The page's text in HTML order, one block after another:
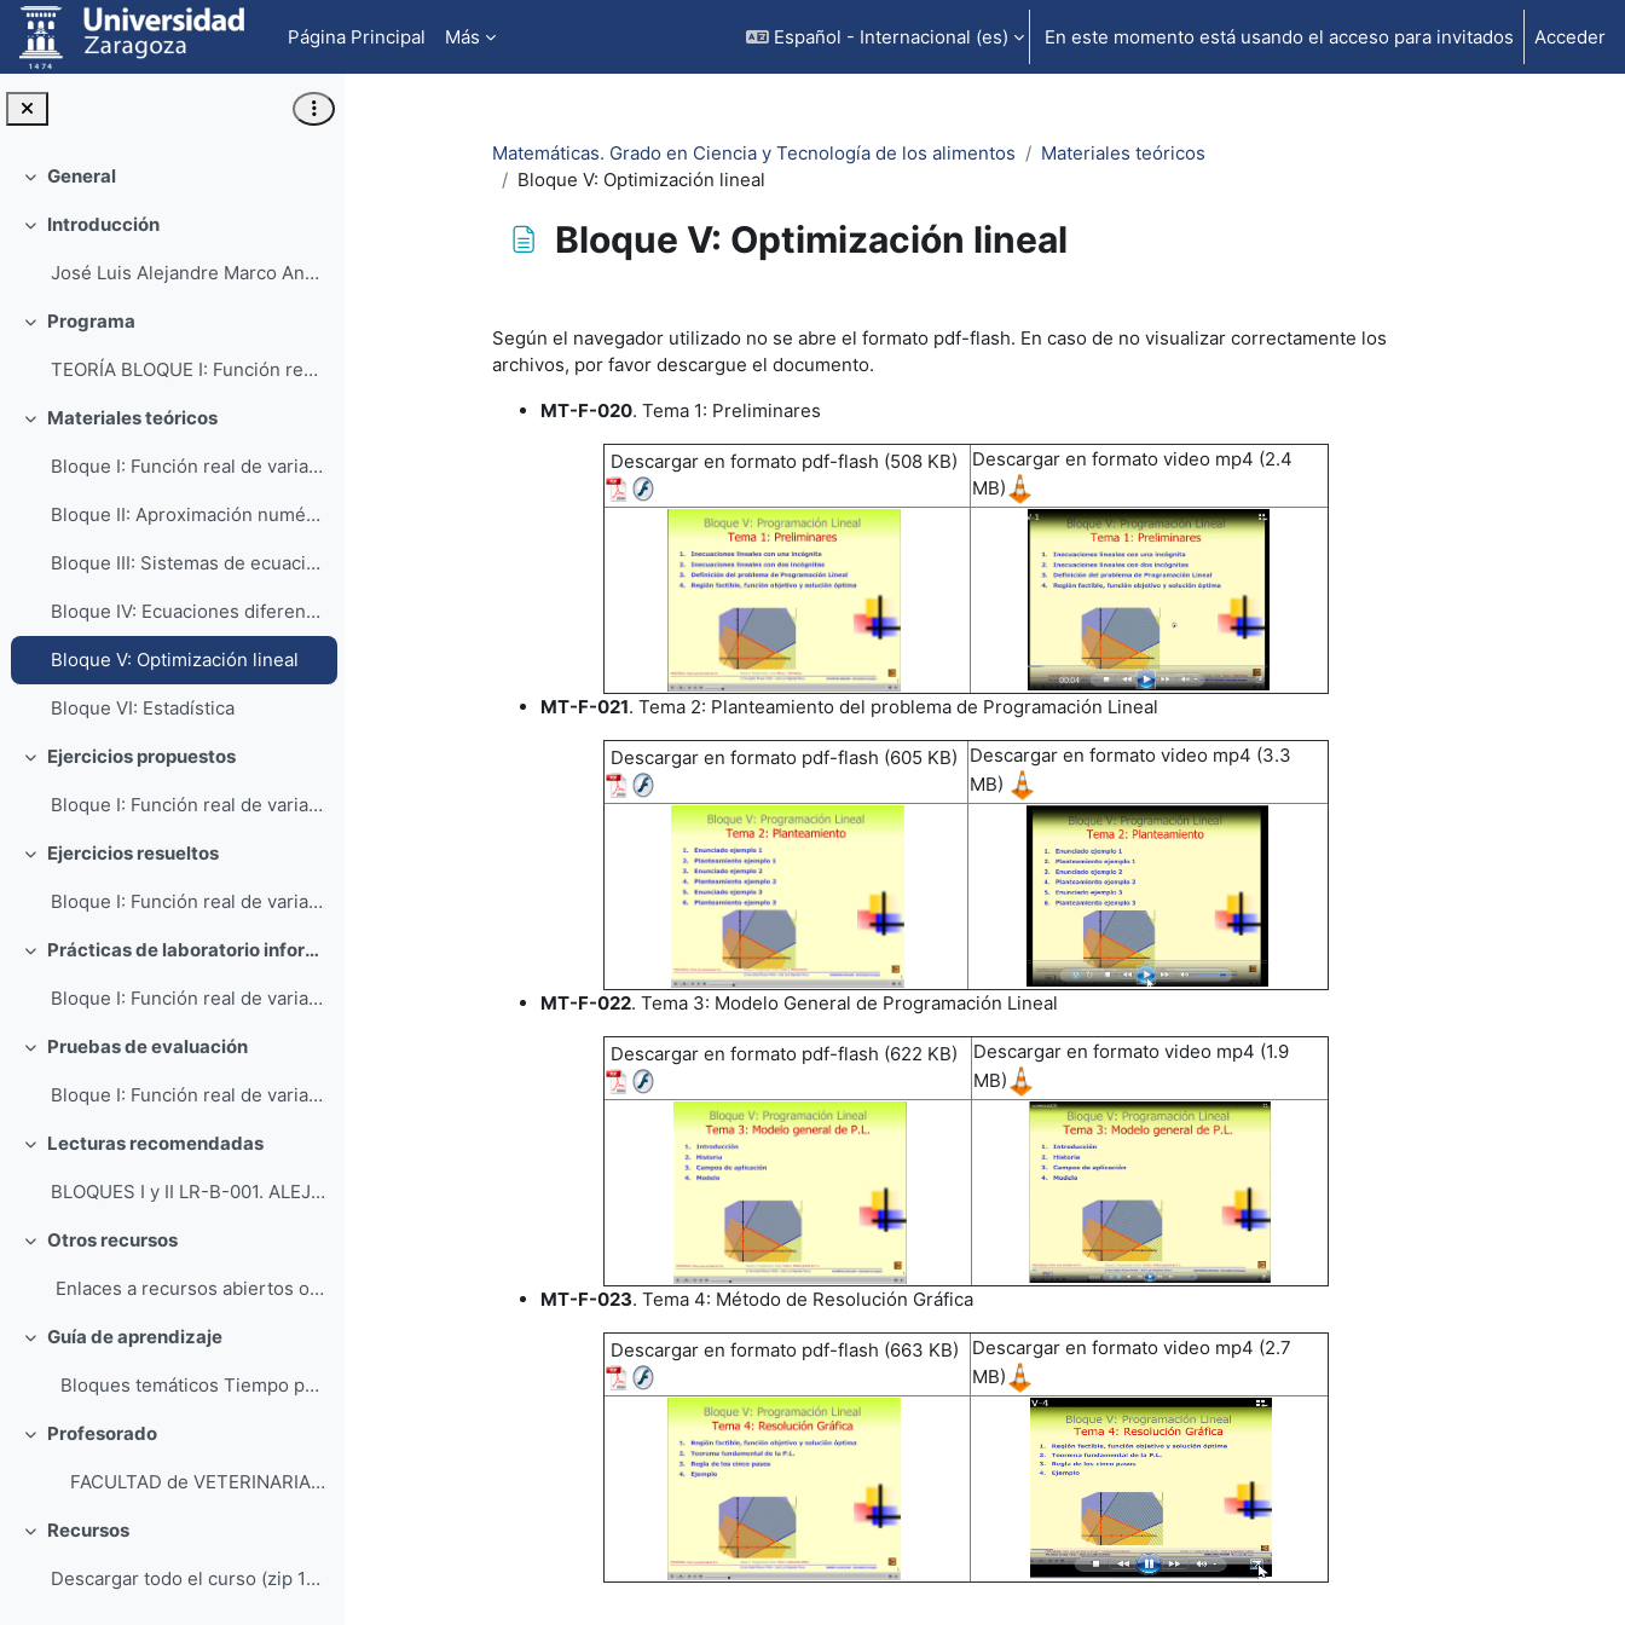
Salta al contenido principal
Página Principal
Más Español - Internacional ‎(es)‎ En este momento está usando el acceso para invitados Acceder
Colapsar
General
Colapsar
Introducción
José Luis Alejandre Marco Ana Isa...
Colapsar
Programa
TEORÍA BLOQUE I: Función real de variable r...
Colapsar
Materiales teóricos
Bloque I: Función real de variable real
Bloque II: Aproximación numérica
Bloque III: Sistemas de ecuaciones lineales
Bloque IV: Ecuaciones diferenciales de primer orden
Bloque V: Optimización lineal
Bloque VI: Estadística
Colapsar
Ejercicios propuestos
Bloque I: Función real de variable real EP-F-...
Colapsar
Ejercicios resueltos
Bloque I: Función real de variable real ER-F-00...
Colapsar Prácticas de laboratorio informático
Bloque I: Función real de variable real PR-F-00...
Colapsar
Pruebas de evaluación
Bloque I: Función real de variable real PE-EPR-...
Colapsar
Lecturas recomendadas
BLOQUES I y II LR-B-001. ALEJANDRE, J.L., ALL...
Colapsar
Otros recursos
Enlaces a recursos abiertos o gratuitos accesible...
Colapsar
Guía de aprendizaje
Bloques temáticos Tiempo previsto de apr...
Colapsar
Profesorado
FACULTAD de VETERINARIA Dep...
Colapsar
Recursos
Descargar todo el curso (zip 172MB)
Matemáticas. Grado en Ciencia y Tecnología de los alimentos
Materiales teóricos
Bloque V: Optimización lineal
Bloque V: Optimización lineal
Según el navegador utilizado no se abre el formato pdf-flash. En caso de no visualizar correctamente los
archivos, por favor descargue el documento.
MT-F-020. Tema 1: Preliminares
Descargar en formato pdf-flash (508 KB)
Descargar en formato video mp4 (2.4
MB)
MT-F-021. Tema 2: Planteamiento del problema de Programación Lineal
Descargar en formato pdf-flash (605 KB)
Descargar en formato video mp4 (3.3
MB)
MT-F-022. Tema 3: Modelo General de Programación Lineal
Descargar en formato pdf-flash (622 KB)
Descargar en formato video mp4 (1.9
MB)
MT-F-023. Tema 4: Método de Resolución Gráfica
Descargar en formato pdf-flash (663 KB)
Descargar en formato video mp4 (2.7
MB)